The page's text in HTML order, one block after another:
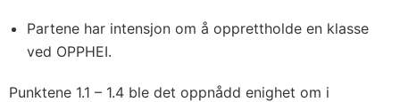
Partene har intensjon om å opprettholde en klasse
ved OPPHEI.
Punktene 1.1 – 1.4 ble det oppnådd enighet om i